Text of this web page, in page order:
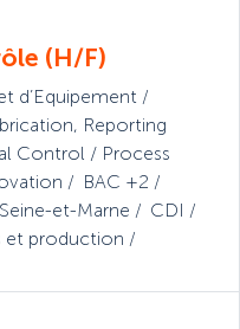
(H/F)
d’Equipement
, Reporting
Control / Process
BAC +2
et-Marne
CDI
et production